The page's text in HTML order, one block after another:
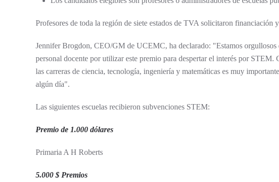
Profesores de toda la región de siete estados de TVA solicitaron financiación
Jennifer Brogdon, CEO/GM de UCEMC, ha declarado: "Estamos orgullosos
personal docente por utilizar este premio para despertar el interés por
las carreras de ciencia, tecnología, ingeniería y matemáticas es muy
algún día".
Las siguientes escuelas recibieron subvenciones STEM:
Premio de 1.000 dólares
Primaria A H Roberts
5.000 $ Premios